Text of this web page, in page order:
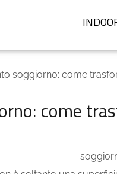
soggiorno: come
come